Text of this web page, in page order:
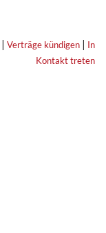
| Verträge kündigen | In
Kontakt treten